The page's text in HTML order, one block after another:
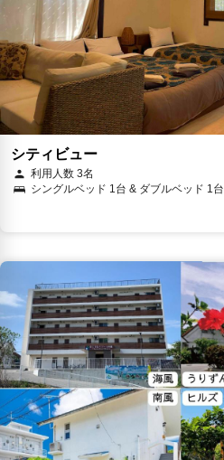
シティビュー
利用人数 3名
シングルベッド 1台 & ダブルベッド 1台